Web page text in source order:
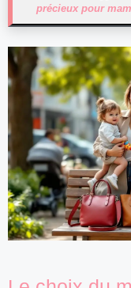
précieux pour